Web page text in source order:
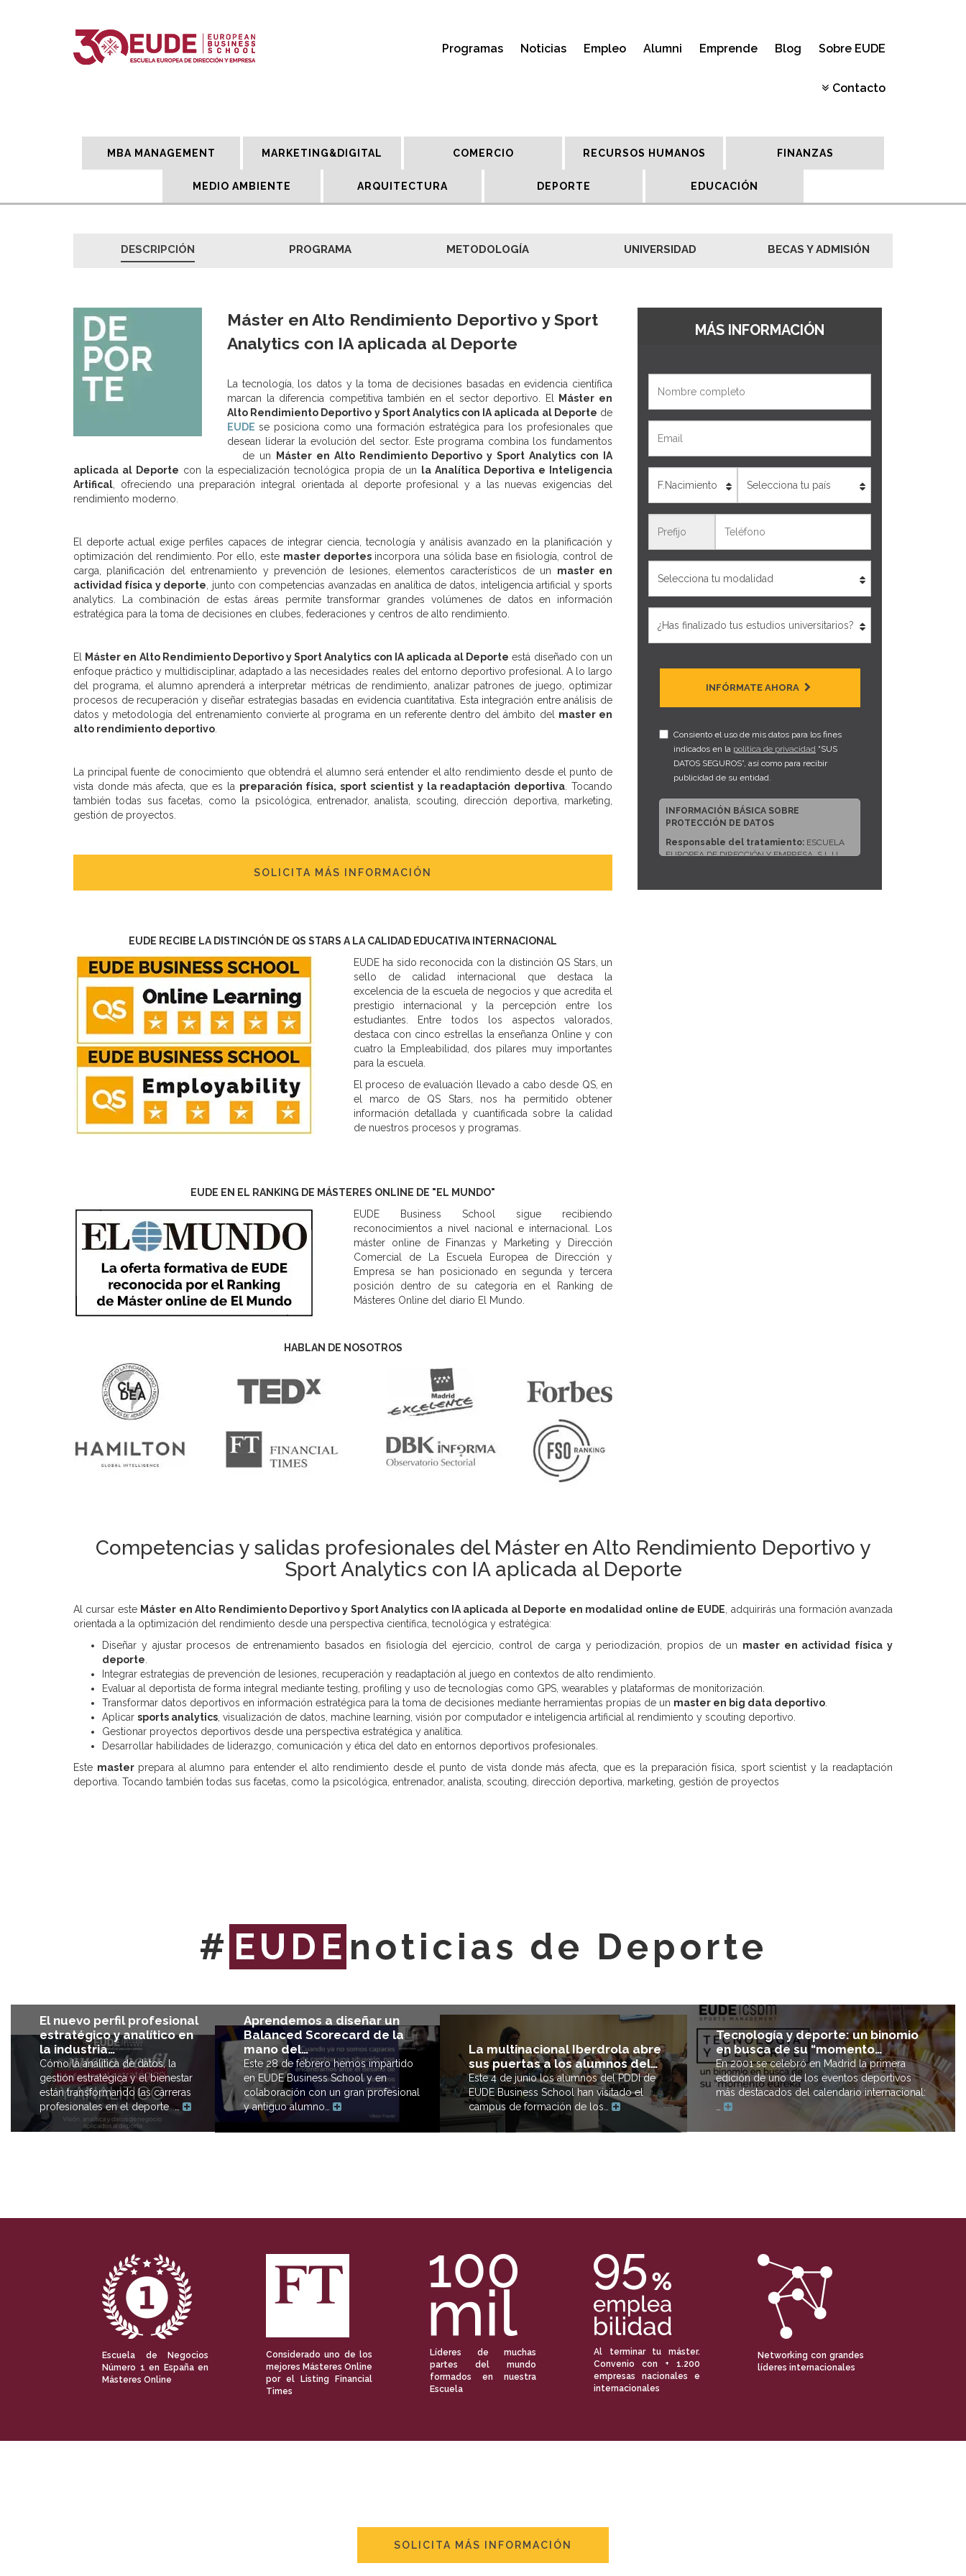
Programas Noticias Empleo Alumni Emprende Blog Sobre EUDE
Contacto
MBA MANAGEMENT MARKETING&DIGITAL COMERCIO RECURSOS HUMANOS FINANZAS
MEDIO AMBIENTE ARQUITECTURA DEPORTE EDUCACIÓN
DESCRIPCIÓN PROGRAMA METODOLOGÍA UNIVERSIDAD BECAS Y ADMISIÓN
Máster en Alto Rendimiento Deportivo y Sport
Analytics con IA aplicada al Deporte
La tecnología, los datos y la toma de decisiones basadas en evidencia científica
marcan la diferencia competitiva también en el sector deportivo. El
Máster en
Alto Rendimiento Deportivo y Sport Analytics con IA aplicada al Deporte de
EUDE se posiciona como una formación estratégica para los profesionales que
desean liderar la evolución del sector. Este programa combina los fundamentos
de un
Máster en Alto Rendimiento Deportivo y Sport Analytics con IA
aplicada al Deporte con la especialización tecnológica propia de un
la Analítica Deportiva e Inteligencia
Artifical , ofreciendo una preparación integral orientada al deporte profesional y a las nuevas exigencias del
rendimiento moderno.
El deporte actual exige perfiles capaces de integrar ciencia, tecnología y análisis avanzado en la planificación y
optimización del rendimiento. Por ello, este master deportesincorpora una sólida base en fisiología, control de
carga, planificación del entrenamiento y prevención de lesiones, elementos característicos de un master en
actividad física y deporte , junto con competencias avanzadas en analítica de datos, inteligencia artificial y sports
analytics. La combinación de estas áreas permite transformar grandes volúmenes de datos en información
estratégica para la toma de decisiones en clubes, federaciones y centros de alto rendimiento.
El Máster en Alto Rendimiento Deportivo y Sport Analytics con IA aplicada al Deporte está diseñado con un
enfoque práctico y multidisciplinar, adaptado a las necesidades reales del entorno deportivo profesional. A lo largo
del programa, el alumno aprenderá a interpretar métricas de rendimiento, analizar patrones de juego, optimizar
procesos de recuperación y diseñar estrategias basadas en evidencia cuantitativa. Esta integración entre análisis de
datos y metodología del entrenamiento convierte al programa en un referente dentro del ámbito del master en
alto rendimiento deportivo
La principal fuente de conocimiento que obtendrá el alumno será entender el alto rendimiento desde el punto de
vista donde más afecta, que es la preparación física, sport scientist y la readaptación deportiva . Tocando
también todas sus facetas, como la psicológica, entrenador, analista, scouting, dirección deportiva, marketing,
gestión de proyectos.
SOLICITA MÁS INFORMACIÓN
EUDE RECIBE LA DISTINCIÓN DE QS STARS A LA CALIDAD EDUCATIVA INTERNACIONAL
EUDE ha sido reconocida con la distinción QS Stars, un
sello de calidad internacional que destaca la
excelencia de la escuela de negocios y que acredita el
prestigio internacional y la percepción entre los
estudiantes. Entre todos los aspectos valorados,
destaca con cinco estrellas la enseñanza Online y con
cuatro la Empleabilidad, dos pilares muy importantes
para la escuela.
El proceso de evaluación llevado a cabo desde QS, en
el marco de QS Stars, nos ha permitido obtener
información detallada y cuantificada sobre la calidad
de nuestros procesos y programas.
EUDE EN EL RANKING DE MÁSTERES ONLINE DE "EL MUNDO"
EUDE Business School sigue recibiendo
reconocimientos a nivel nacional e internacional. Los
máster online de Finanzas y Marketing y Dirección
Comercial de La Escuela Europea de Dirección y
Empresa se han posicionado en segunda y tercera
posición dentro de su categoría en el Ranking de
Másteres Online del diario El Mundo.
HABLAN DE NOSOTROS
MÁS INFORMACIÓN
INFÓRMATE AHORA
Consiento el uso de mis datos para los fines
indicados en la política de privacidad “SUS
DATOS SEGUROS”, así como para recibir
publicidad de su entidad.
INFORMACIÓN BÁSICA SOBRE
PROTECCIÓN DE DATOS
Responsable del tratamiento: ESCUELA
EUROPEA DE DIRECCIÓN Y EMPRESA, S.L.U.
Competencias y salidas profesionales del Máster en Alto Rendimiento Deportivo y
Sport Analytics con IA aplicada al Deporte
Al cursar este Máster en Alto Rendimiento Deportivo y Sport Analytics con IA aplicada al Deporte en modalidad online de EUDE , adquirirás una formación avanzada
orientada a la optimización del rendimiento desde una perspectiva científica, tecnológica y estratégica:
Diseñar y ajustar procesos de entrenamiento basados en fisiología del ejercicio, control de carga y periodización, propios de un master en actividad física y
deporte
Integrar estrategias de prevención de lesiones, recuperación y readaptación al juego en contextos de alto rendimiento.
Evaluar al deportista de forma integral mediante testing, profiling y uso de tecnologías como GPS, wearables y plataformas de monitorización.
Transformar datos deportivos en información estratégica para la toma de decisiones mediante herramientas propias de un master en big data deportivo
Aplicar sports analytics , visualización de datos, machine learning, visión por computador e inteligencia artificial al rendimiento y scouting deportivo.
Gestionar proyectos deportivos desde una perspectiva estratégica y analítica.
Desarrollar habilidades de liderazgo, comunicación y ética del dato en entornos deportivos profesionales.
Este masterprepara al alumno para entender el alto rendimiento desde el punto de vista donde más afecta, que es la preparación física, sport scientist y la readaptación
deportiva. Tocando también todas sus facetas, como la psicológica, entrenador, analista, scouting, dirección deportiva, marketing, gestión de proyectos
# EUDE noticias de Deporte
El nuevo perfil profesional
estratégico y analítico en
la industria…
Cómo la analítica de datos, la
gestión estratégica y el bienestar
están transformando las carreras
profesionales en el deporte …
Aprendemos a diseñar un
Balanced Scorecard de la
mano del…
Este 28 de febrero hemos impartido
en EUDE Business School y en
colaboración con un gran profesional
y antiguo alumno…
La multinacional Iberdrola abre
sus puertas a los alumnos del…
Este 4 de junio los alumnos del PDDI de
EUDE Business School han visitado el
campus de formación de los…
Tecnología y deporte: un binomio
en busca de su “momento…
En 2001 se celebró en Madrid la primera
edición de uno de los eventos deportivos
más destacados del calendario internacional:
…
Escuela de Negocios
Número 1 en España en
Másteres Online
Considerado uno de los
mejores Másteres Online
por el Listing Financial
Times
Líderes de muchas
partes del mundo
formados en nuestra
Escuela
Al terminar tu máster.
Convenio con + 1.200
empresas nacionales e
internacionales
Networking con grandes
líderes internacionales
SOLICITA MÁS INFORMACIÓN